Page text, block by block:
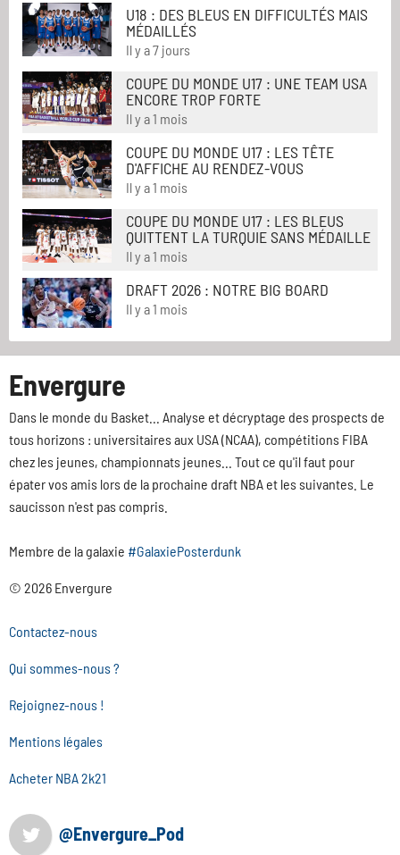
U18 : DES BLEUS EN DIFFICULTÉS MAIS
MÉDAILLÉS
Il y a 7 jours
COUPE DU MONDE U17 : UNE TEAM USA
ENCORE TROP FORTE
Il y a 1 mois
COUPE DU MONDE U17 : LES TÊTE
D'AFFICHE AU RENDEZ-VOUS
Il y a 1 mois
COUPE DU MONDE U17 : LES BLEUS
QUITTENT LA TURQUIE SANS MÉDAILLE
Il y a 1 mois
DRAFT 2026 : NOTRE BIG BOARD
Il y a 1 mois
Envergure
Dans le monde du Basket... Analyse et décryptage des prospects de
tous horizons : universitaires aux USA (NCAA), compétitions FIBA
chez les jeunes, championnats jeunes... Tout ce qu'il faut pour
épater vos amis lors de la prochaine draft NBA et les suivantes. Le
saucisson n'est pas compris.
Membre de la galaxie #GalaxiePosterdunk
© 2026 Envergure
Contactez-nous
Qui sommes-nous ?
Rejoignez-nous !
Mentions légales
Acheter NBA 2k21
@Envergure_Pod